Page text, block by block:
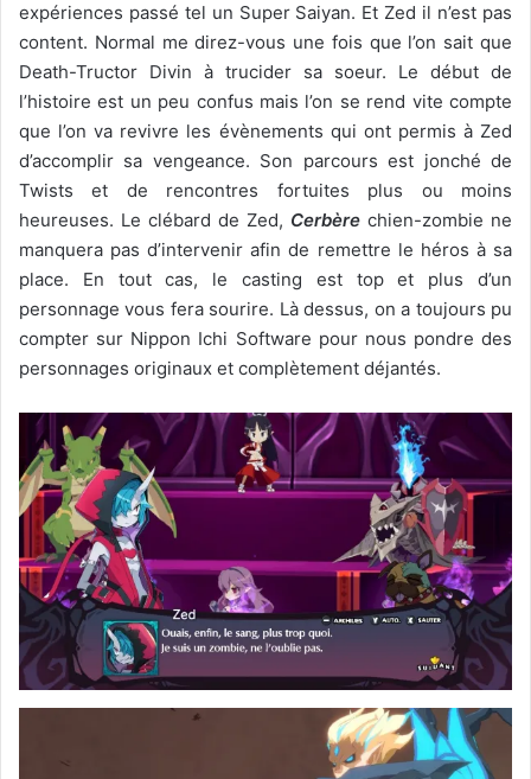
expériences passé tel un Super Saiyan. Et Zed il n’est pas
content. Normal me direz-vous une fois que l’on sait que
Death-Tructor Divin à trucider sa soeur. Le début de
l’histoire est un peu confus mais l’on se rend vite compte
que l’on va revivre les évènements qui ont permis à Zed
d’accomplir sa vengeance. Son parcours est jonché de
Twists et de rencontres fortuites plus ou moins
heureuses. Le clébard de Zed, Cerbère chien-zombie ne
manquera pas d’intervenir afin de remettre le héros à sa
place. En tout cas, le casting est top et plus d’un
personnage vous fera sourire. Là dessus, on a toujours pu
compter sur Nippon Ichi Software pour nous pondre des
personnages originaux et complètement déjantés.